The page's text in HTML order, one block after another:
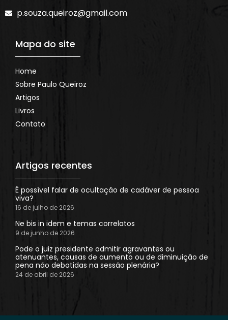
p.souza.queiroz@gmail.com
Mapa do site
Home
Sobre Paulo Queiroz
Artigos
Livros
Contato
Artigos recentes
É possível falar de ocultação de cadáver de pessoa
viva?
16 de julho de 2026
Ne bis in idem e temas correlatos
9 de junho de 2026
Pode o juiz presidente admitir agravantes ou
atenuantes, causas de aumento ou de diminuição de
pena não debatidas na sessão plenária?
24 de abril de 2026